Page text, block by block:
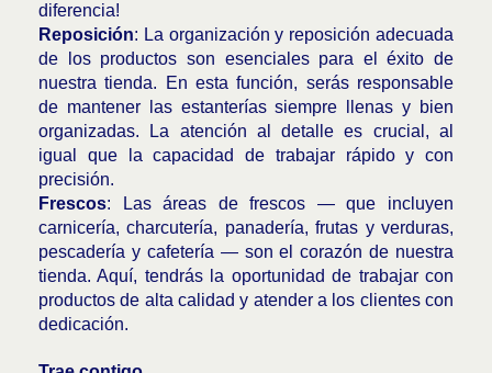
diferencia!
Reposición: La organización y reposición adecuada
de los productos son esenciales para el éxito de
nuestra tienda. En esta función, serás responsable
de mantener las estanterías siempre llenas y bien
organizadas. La atención al detalle es crucial, al
igual que la capacidad de trabajar rápido y con
precisión.
Frescos: Las áreas de frescos — que incluyen
carnicería, charcutería, panadería, frutas y verduras,
pescadería y cafetería — son el corazón de nuestra
tienda. Aquí, tendrás la oportunidad de trabajar con
productos de alta calidad y atender a los clientes con
dedicación.